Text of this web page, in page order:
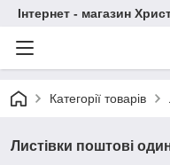
Інтернет - магазин
Категорії товарів
Листівки поштові